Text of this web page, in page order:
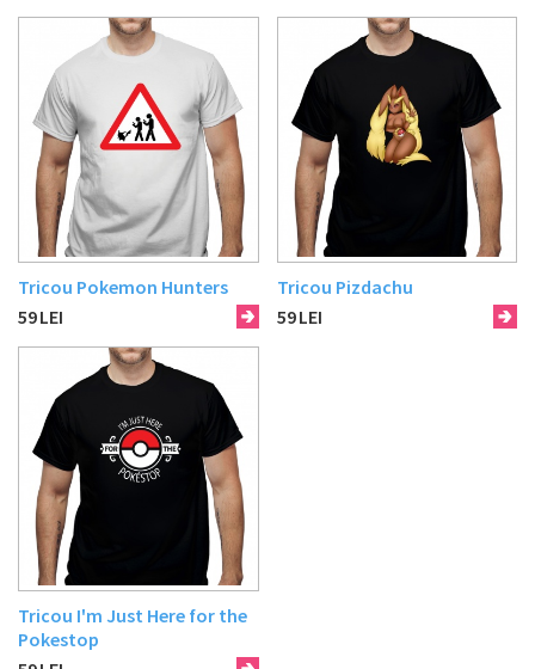
Tricou Pokemon Hunters
59LEI
Tricou Pizdachu
59LEI
Tricou I'm Just Here for the
Pokestop